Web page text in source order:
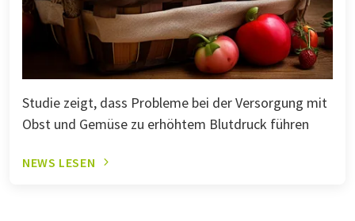
Studie zeigt, dass Probleme bei der Versorgung mit
Obst und Gemüse zu erhöhtem Blutdruck führen
NEWS LESEN